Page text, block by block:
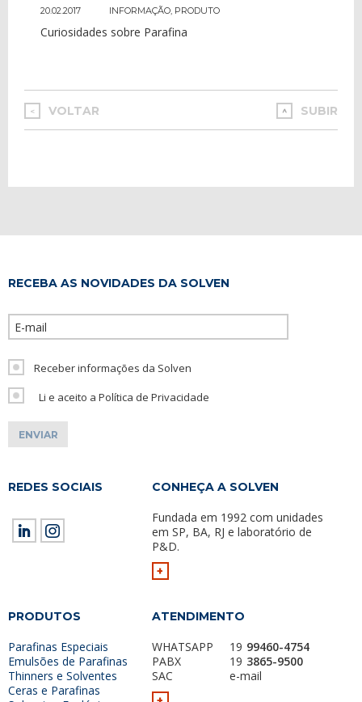
20.02.2017 INFORMAÇÃO, PRODUTO
Curiosidades sobre Parafina
< VOLTAR SUBIR
RECEBA AS NOVIDADES DA SOLVEN
Receber informações da Solven
Li e aceito a Política de Privacidade
REDES SOCIAIS CONHEÇA A SOLVEN
Fundada em 1992 com unidades
em SP, BA, RJ e laboratório de
P&D.
+
PRODUTOS
Parafinas Especiais
Emulsões de Parafinas
Thinners e Solventes
Ceras e Parafinas
ATENDIMENTO
WHATSAPP
PABX
SAC
19 99460-4754
19 3865-9500
e-mail